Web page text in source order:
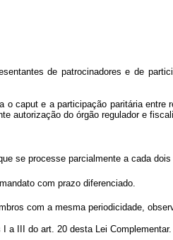
de patrocinadores e de
caput e a participação paritária
autorização do órgão regulador e
se processe parcialmente a cada dois
com prazo diferenciado.
com a mesma periodicidade,
a III do art. 20 desta Lei Complementar.